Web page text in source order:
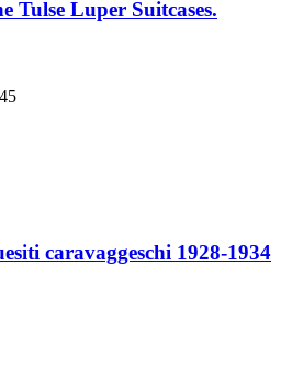
Tulse Luper Suitcases.
caravaggeschi 1928-1934